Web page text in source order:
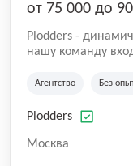
от 75 000 до
Plodders -
нашу команду
на рынке
оказываемых услуг.
Агентство Без
Plodders
Москва